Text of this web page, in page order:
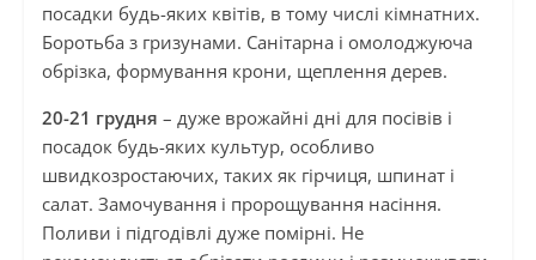
посадки будь-яких квітів, в тому числі кімнатних.
Боротьба з гризунами. Санітарна і омолоджуюча
обрізка, формування крони, щеплення дерев.
20-21 грудня – дуже врожайні дні для посівів і
посадок будь-яких культур, особливо
швидкозростаючих, таких як гірчиця, шпинат і
салат. Замочування і пророщування насіння.
Поливи і підгодівлі дуже помірні. Не